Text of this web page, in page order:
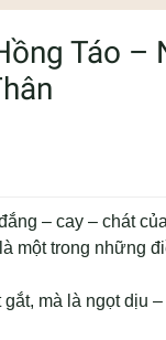
Táo –
– cay – chát
một trong những
mà là ngọt dịu